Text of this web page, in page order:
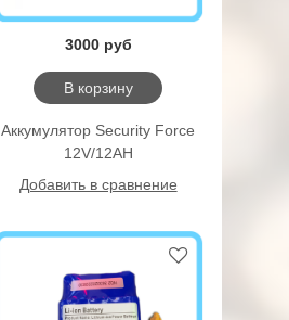
3000 руб
В корзину
Аккумулятор Security Force
12V/12AH
Добавить в сравнение